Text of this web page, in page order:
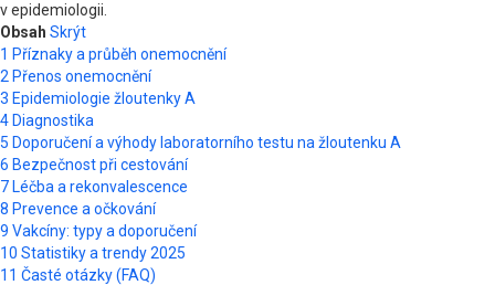
v epidemiologii.
Obsah Skrýt
1 Příznaky a průběh onemocnění
2 Přenos onemocnění
3 Epidemiologie žloutenky A
4Diagnostika
5 Doporučení a výhody laboratorního testu na žloutenku A
6 Bezpečnost při cestování
7Léčba a rekonvalescence
8 Prevence a očkování
9 Vakcíny: typy a doporučení
10 Statistiky a trendy 2025
11 Časté otázky (FAQ)